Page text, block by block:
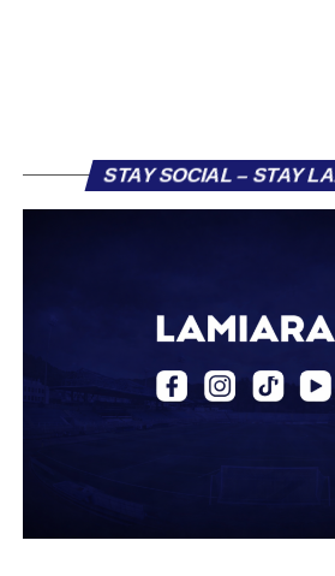
«Ο Α.Ο. Σαρωνικός Αναβύσσου
περσινή σεζόν πραγματοποίησε
Στο παρελθόν αγωνίστηκε στην ΑΕΚ
κατέγραψε 10 συμμετοχές στη
επίσης σε Εθνικό και Ζάκυνθο.
STAY SOCIAL – STAY